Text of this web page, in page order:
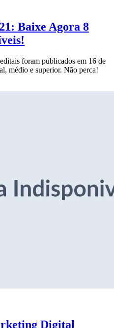
Baixe Agora 8
foram publicados em 16 de
médio e superior. Não perca!
Digital